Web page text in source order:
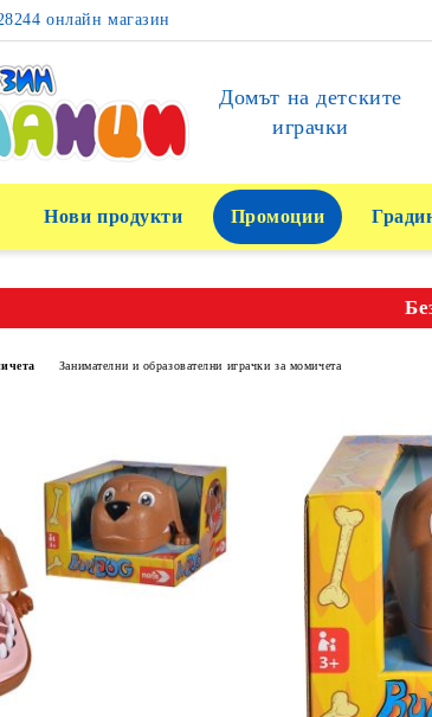
онлайн магазин
Домът на детските
играчки
Нови продукти Промоции
Занимателни и образователни играчки за момичета